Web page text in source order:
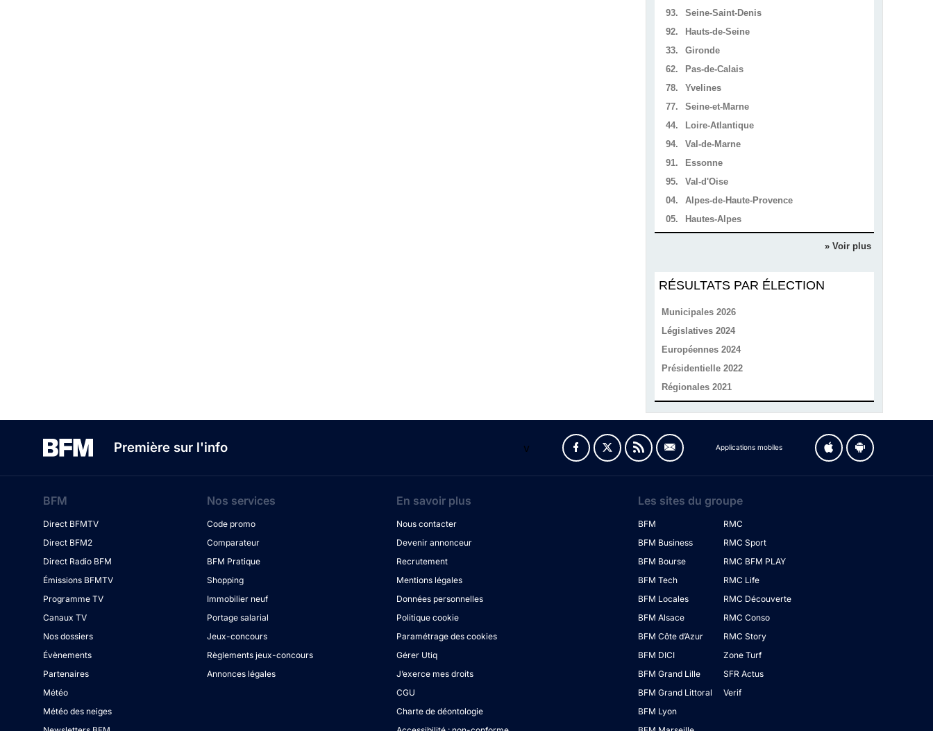
93.
Seine-Saint-Denis
92.
Hauts-de-Seine
33.
Gironde
62.
Pas-de-Calais
78.
Yvelines
77.
Seine-et-Marne
44.
Loire-Atlantique
94.
Val-de-Marne
91.
Essonne
95.
Val-d'Oise
04.
Alpes-de-Haute-Provence
05.
Hautes-Alpes
» Voir plus
RÉSULTATS PAR ÉLECTION
Municipales 2026
Législatives 2024
Européennes 2024
Présidentielle 2022
Régionales 2021
Première sur l'info v Applications mobiles
BFM
Direct BFMTV
Direct BFM2
Direct Radio BFM
Émissions BFMTV
Programme TV
Canaux TV
Nos dossiers
Évènements
Partenaires
Météo
Météo des neiges
Nos services
Code promo
Comparateur
BFM Pratique
Shopping
Immobilier neuf
Portage salarial
Jeux-concours
Règlements jeux-concours
Annonces légales
En savoir plus
Nous contacter
Devenir annonceur
Recrutement
Mentions légales
Données personnelles
Politique cookie
Paramétrage des cookies
Gérer Utiq
J’exerce mes droits
CGU
Charte de déontologie
Les sites du groupe
BFM
BFM Business
BFM Bourse
BFM Tech
BFM Locales
BFM Alsace
BFM Côte d’Azur
BFM DICI
BFM Grand Lille
BFM Grand Littoral
BFM Lyon
RMC
RMC Sport
RMC BFM PLAY
RMC Life
RMC Découverte
RMC Conso
RMC Story
Zone Turf
SFR Actus
Verif